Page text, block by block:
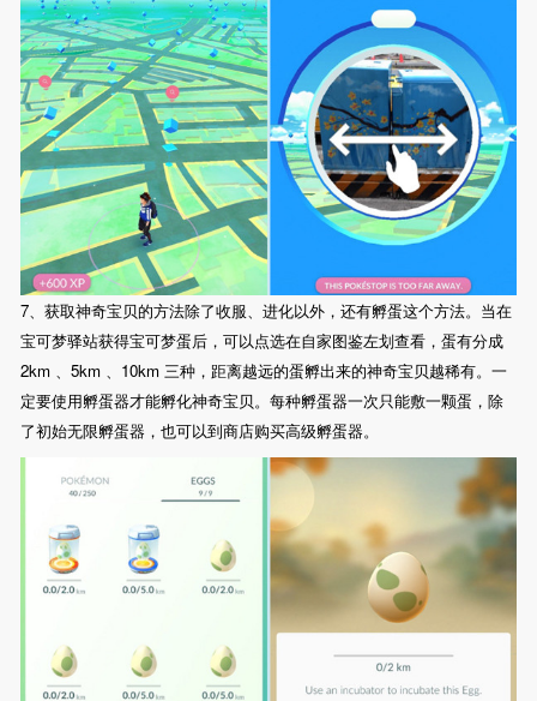
7、获取神奇宝贝的方法除了收服、进化以外，还有孵蛋这个方法。当在
宝可梦驿站获得宝可梦蛋后，可以点选在自家图鉴左划查看，蛋有分成
2km 、5km 、10km 三种，距离越远的蛋孵出来的神奇宝贝越稀有。一
定要使用孵蛋器才能孵化神奇宝贝。每种孵蛋器一次只能敷一颗蛋，除
了初始无限孵蛋器，也可以到商店购买高级孵蛋器。